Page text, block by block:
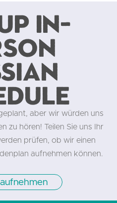
aber wir würden uns
zu hören! Teilen Sie uns Ihr
prüfen, ob wir einen
aufnehmen können.
in-